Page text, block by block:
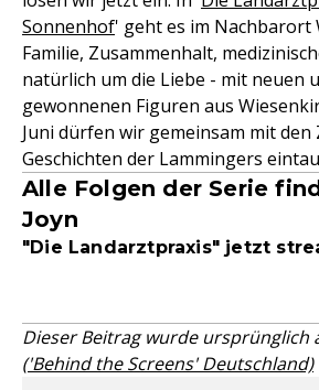
Sonnenhof' geht es im Nachbarort
Familie, Zusammenhalt,
natürlich um die Liebe - mit neuen
gewonnenen Figuren aus
Juni dürfen wir gemeinsam mit den
Geschichten der Lammingers
Alle Folgen der Serie
Joyn
"Die Landarztpraxis" jetzt
Dieser Beitrag wurde ursprünglich
('Behind the Screens' Deutschland)